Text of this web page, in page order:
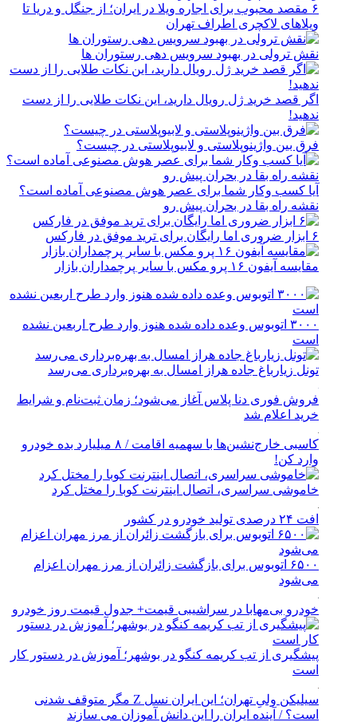
۶ مقصد محبوب برای اجاره ویلا در ایران؛ از جنگل و دریا تا
ویلاهای لاکچری اطراف تهران
نقش ترولی در بهبود سرویس دهی رستوران ها
اگر قصد خرید ژل رویال دارید، این نکات طلایی را از دست
ندهید!
فرق بین واژینوپلاستی و لابیوپلاستی در چیست؟
آیا کسب وکار شما برای عصر هوش مصنوعی آماده است؟
نقشه راه بقا در بحران پیش رو
۶ ابزار ضروری اما رایگان برای ترید موفق در فارکس
مقایسه آیفون ۱۶ پرو مکس با سایر پرچمداران بازار
۳۰۰۰ اتوبوس وعده داده شده هنوز وارد طرح اربعین نشده
است
تونل زیارباغ جاده هراز امسال به بهره‌برداری می‌رسد
فروش فوری دنا پلاس آغاز می‌شود؛ زمان ثبت‌نام و شرایط
خرید اعلام شد
کاسبی خارج‌نشین‌ها با سهمیه اقامت / ۸ میلیارد بده خودرو
وارد کن!
خاموشی سراسری، اتصال اینترنت کوبا را مختل کرد
افت ۲۴ درصدی تولید خودرو در کشور
۶۵۰۰ اتوبوس برای بازگشت زائران از مرز مهران اعزام
می‌شود
خودرو بی‌مهابا در سراشیبی قیمت+ جدول قیمت روز خودرو
پیشگیری از تب کریمه کنگو در بوشهر؛ آموزش در دستور کار
است
سیلیکن ولیِ تهران؛ این ایران نسل Z مگر متوقف شدنی
است؟ / آینده ایران را این دانش آموزان می سازند